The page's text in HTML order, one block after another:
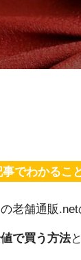
事でわかるこ
の老舗通販.net
で買う方法